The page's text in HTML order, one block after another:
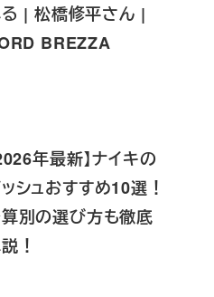
| 松橋修平さん |
BREZZA
年最新】ナイキの
シュおすすめ10選！
別の選び方も徹底
！